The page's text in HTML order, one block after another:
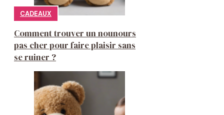
CADEAUX
Comment trouver un nounours
pas cher pour faire plaisir sans
se ruiner ?